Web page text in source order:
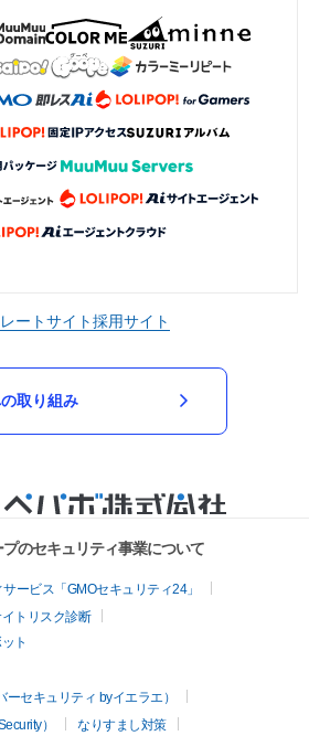
ートサイト採用サイト
取り組み
のセキュリティ事業について
ービス「GMOセキュリティ24」
トリスク診断
ト
セキュリティ byイエラエ）
）
なりすまし対策